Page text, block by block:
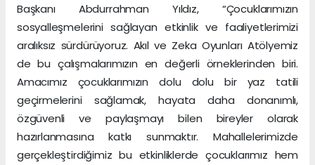
Başkanı Abdurrahman Yıldız, “Çocuklarımızın
sosyalleşmelerini sağlayan etkinlik ve faaliyetlerimizi
aralıksız sürdürüyoruz. Akıl ve Zeka Oyunları Atölyemiz
de bu çalışmalarımızın en değerli örneklerinden biri.
Amacımız çocuklarımızın dolu dolu bir yaz tatili
geçirmelerini sağlamak, hayata daha donanımlı,
özgüvenli ve paylaşmayı bilen bireyler olarak
hazırlanmasına katkı sunmaktır. Mahallelerimizde
gerçekleştirdiğimiz bu etkinliklerde çocuklarımız hem